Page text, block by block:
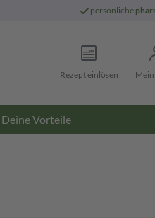
persönliche
Rezept einlösen
Deine Vorteile